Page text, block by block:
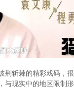
荆斩棘的精彩戏码，
现实中的地区限制形